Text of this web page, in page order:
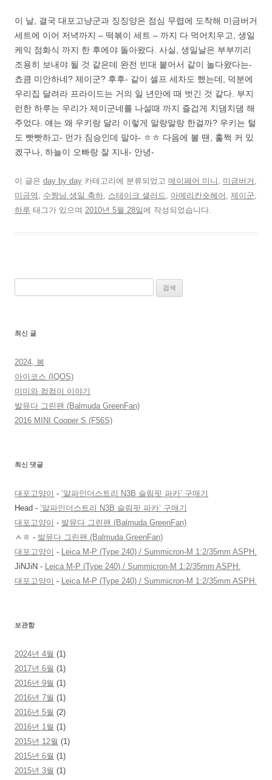
이 날, 결국 대포고냥군과 징징양은 점심 무렵에 도착해 미금버거
세트에 이어 저녁까지 – 떡볶이 세트 – 까지 다 먹어치우고, 생일
케익 점화식 까지 한 후에야 돌아왔다. 사실, 생일날은 부부끼리
조용히 보내야 될 것 같은데 완전 빈대 붙어서 같이 놀다왔다는-
쵸큼 미안하네? 제이군? 후후- 같이 셀프 세차도 했는데, 덕분에
우리집 달려라 프라이드는 거의 일 년만에 때 벗긴 것 같다. 부지
런한 하루는 우리가 제이군네를 나설때 까지 즐겁게 치댐치댐 해
주었다. 얘는 왜 우키랑 달리 이렇게 말랑말랑 한걸까? 우키는 털
도 빳빳하고- 먼가 짐승인데 말야- ㅎㅎ 다음에 볼 땐, 훌쩍 커 있
겠구나, 하늘이 오빠랑 잘 지내- 안녕-
이 글은 day by day 카테고리에 분류되었고 메이페어 미니 , 미금버거 ,
미금역 , 수짱님 생일 축하, 스테이크 샐러드, 아메리칸숏헤어 , 제이군,
하루 태그가 있으며 2010년 5월 28일에 작성되었습니다.
최신 글
2024, 봄
아이코스 (IQOS)
미미와 컴컴이 이야기
발뮤다 그린팬 (Balmuda GreenFan)
2016 MINI Cooper S (F56S)
최신 댓글
대포고양이 - ‘알파인더스트리 N3B 슬림핏 파카’ 구매기
Head - ‘알파인더스트리 N3B 슬림핏 파카’ 구매기
대포고양이 - 발뮤다 그린팬 (Balmuda GreenFan)
ㅅㅎ - 발뮤다 그린팬 (Balmuda GreenFan)
대포고양이 - Leica M-P (Type 240) / Summicron-M 1:2/35mm ASPH.
JiNJiN - Leica M-P (Type 240) / Summicron-M 1:2/35mm ASPH.
대포고양이 - Leica M-P (Type 240) / Summicron-M 1:2/35mm ASPH.
보관함
2024년 4월 (1)
2017년 6월 (1)
2016년 9월 (1)
2016년 7월 (1)
2016년 5월 (2)
2016년 1월 (1)
2015년 12월 (1)
2015년 6월 (1)
2015년 3월 (1)